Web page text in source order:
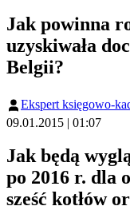
Jak powinna
uzyskiwała
Belgii?
Ekspert księgowo-
09.01.2015 | 01:07
Jak będą
po 2016 r. dla
sześć kotłów